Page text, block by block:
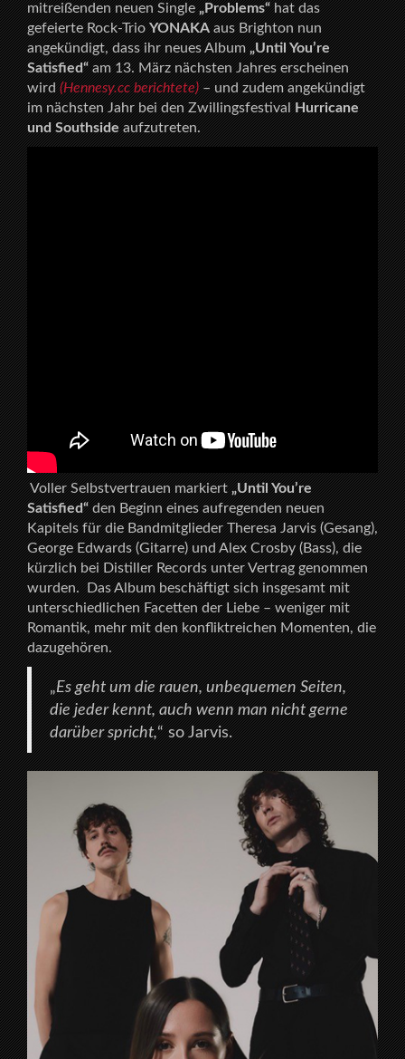
mitreißenden neuen Single„Problems“hat das
gefeierte Rock-TrioYONAKAaus Brighton nun
angekündigt, dass ihr neues Album„Until You’re
Satisfied“am 13. März nächsten Jahres erscheinen
wird(Hennesy.cc berichtete)– und zudem angekündigt
im nächsten Jahr bei den ZwillingsfestivalHurricane
und Southsideaufzutreten.
Voller Selbstvertrauen markiert„Until You’re
Satisfied“den Beginn eines aufregenden neuen
Kapitels für die Bandmitglieder Theresa Jarvis (Gesang),
George Edwards (Gitarre) und Alex Crosby (Bass), die
kürzlich bei Distiller Records unter Vertrag genommen
wurden. Das Album beschäftigt sich insgesamt mit
unterschiedlichen Facetten der Liebe – weniger mit
Romantik, mehr mit den konfliktreichen Momenten, die
dazugehören.
„Es geht um die rauen, unbequemen Seiten,
die jeder kennt, auch wenn man nicht gerne
darüber spricht,“ so Jarvis.